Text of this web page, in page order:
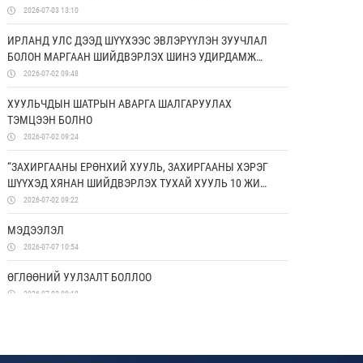
ДЭМЖИХ ХОРООНЫ УДИРДАХ ЗӨВЛӨЛИЙН ГИШҮҮД
ЯПОН УЛСАД АЛБАН АЙЛЧЛАЛ ХИЙЛЭЭ
2026-07-03 13:10
ИРЛАНД УЛС ДЭЭД ШҮҮХЭЭС ЭВЛЭРҮҮЛЭН ЗУУЧЛАЛ
БОЛОН МАРГААН ШИЙДВЭРЛЭХ ШИНЭ УДИРДАМЖ
ХЭРЭГЖҮҮЛЖ ЭХЭЛЛЭЭ
2026-07-02 09:48
ХУУЛЬЧДЫН ШАТРЫН АВАРГА ШАЛГАРУУЛАХ
ТЭМЦЭЭН БОЛНО
2026-07-02 09:24
“ЗАХИРГААНЫ ЕРӨНХИЙ ХУУЛЬ, ЗАХИРГААНЫ ХЭРЭГ
ШҮҮХЭД ХЯНАН ШИЙДВЭРЛЭХ ТУХАЙ ХУУЛЬ 10 ЖИЛ:
ҮР ДҮН, ХЭТИЙН ЧИГ ХАНДЛАГА” СИМПОЗИУМААС
ГАРГАСАН ЗӨВЛӨМЖ
2026-07-02 09:22
МЭДЭЭЛЭЛ
2026-07-07 10:54
ӨГЛӨӨНИЙ УУЛЗАЛТ БОЛЛОО
2026-07-02 09:18
2026-06-26 17:50